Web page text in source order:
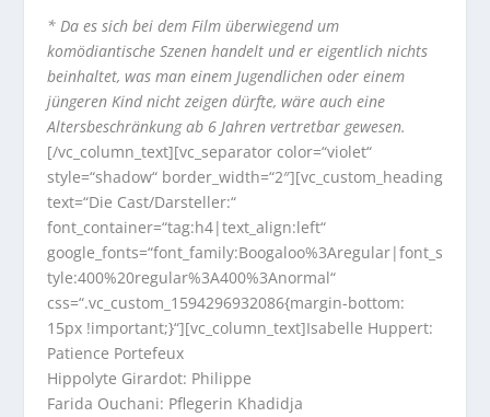
* Da es sich bei dem Film überwiegend um
komödiantische Szenen handelt und er eigentlich nichts
beinhaltet, was man einem Jugendlichen oder einem
jüngeren Kind nicht zeigen dürfte, wäre auch eine
Altersbeschränkung ab 6 Jahren vertretbar gewesen.
[/vc_column_text][vc_separator color=“violet“
style=“shadow“ border_width=“2″][vc_custom_heading
text=“Die Cast/Darsteller:“
font_container=“tag:h4|text_align:left“
google_fonts=“font_family:Boogaloo%3Aregular|font_s
tyle:400%20regular%3A400%3Anormal“
css=“.vc_custom_1594296932086{margin-bottom:
15px !important;}“][vc_column_text]Isabelle Huppert:
Patience Portefeux
Hippolyte Girardot: Philippe
Farida Ouchani: Pflegerin Khadidja